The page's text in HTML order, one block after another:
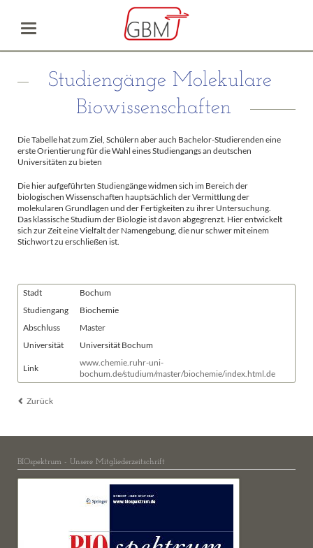
Studiengänge Molekulare
Biowissenschaften
Die Tabelle hat zum Ziel, Schülern aber auch Bachelor-Studierenden eine
erste Orientierung für die Wahl eines Studiengangs an deutschen
Universitäten zu bieten
Die hier aufgeführten Studiengänge widmen sich im Bereich der
biologischen Wissenschaften hauptsächlich der Vermittlung der
molekularen Grundlagen und der Fertigkeiten zu ihrer Untersuchung.
Das klassische Studium der Biologie ist davon abgegrenzt. Hier entwickelt
sich zur Zeit eine Vielfalt der Namengebung, die nur schwer mit einem
Stichwort zu erschließen ist.
Stadt
Bochum
Studiengang
Biochemie
Abschluss
Master
Universität
Universität Bochum
Link
www.chemie.ruhr-uni-
bochum.de/studium/master/biochemie/index.html.de
Zurück
BIOspektrum - Unsere Mitgliederzeitschrift